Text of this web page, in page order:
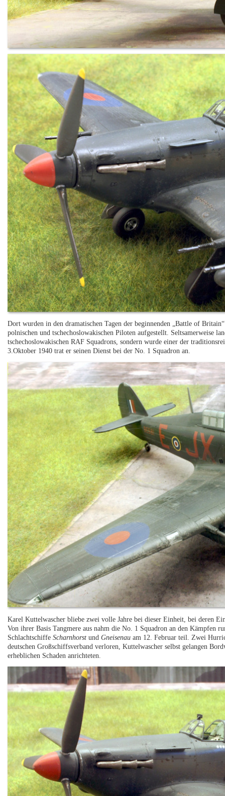
Dort wurden in den dramatischen Tagen der beginnenden „Battle of
polnischen und tschechoslowakischen Piloten aufgestellt. Seltsamerweise
tschechoslowakischen RAF Squadrons, sondern wurde einer der
3.Oktober 1940 trat er seinen Dienst bei der No. 1 Squadron an.
Karel Kuttelwascher bliebe zwei volle Jahre bei dieser Einheit, bei deren
Von ihrer Basis Tangmere aus nahm die No. 1 Squadron an den Kämpfen
SchlachtschiffeScharnhorst undGneisenau am 12. Februar teil. Zwei
deutschen Großschiffsverband verloren, Kuttelwascher selbst gelangen
erheblichen Schaden anrichteten.